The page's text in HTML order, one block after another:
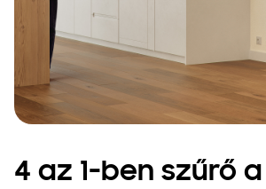
4 az 1-ben szűrő